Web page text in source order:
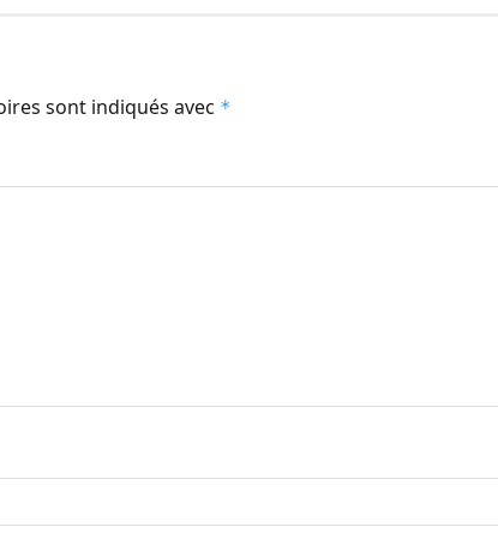
sont indiqués avec *